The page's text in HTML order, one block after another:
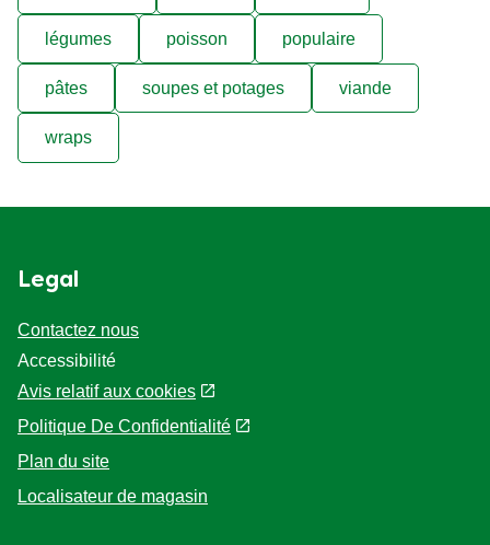
légumes poisson populaire
pâtes soupes et potages viande
wraps
Legal
Contactez nous
Accessibilité
Avis relatif aux cookies
Politique De Confidentialité
Paramètres des cookies
Plan du site